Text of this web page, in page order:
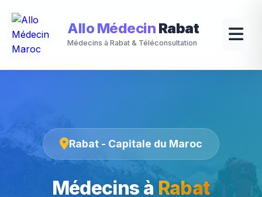
Allo Médecin Rabat
Médecins à Rabat & Téléconsultation
Rabat - Capitale du Maroc
Médecins à Rabat